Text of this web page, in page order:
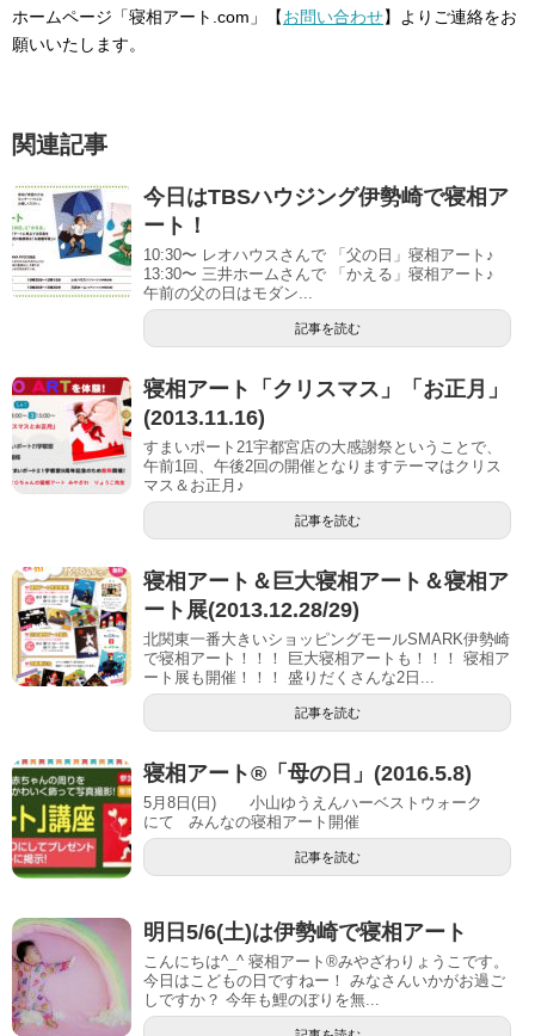
ホームページ「寝相アート.com」【お問い合わせ】よりご連絡をお
願いいたします。
関連記事
今日はTBSハウジング伊勢崎で寝相ア
ート！
10:30〜 レオハウスさんで 「父の日」寝相アート♪
13:30〜 三井ホームさんで 「かえる」寝相アート♪
午前の父の日はモダン...
記事を読む
寝相アート「クリスマス」「お正月」
(2013.11.16)
すまいポート21宇都宮店の大感謝祭ということで、
午前1回、午後2回の開催となりますテーマはクリス
マス＆お正月♪
記事を読む
寝相アート＆巨大寝相アート＆寝相ア
ート展(2013.12.28/29)
北関東一番大きいショッピングモールSMARK伊勢崎
で寝相アート！！！ 巨大寝相アートも！！！ 寝相ア
ート展も開催！！！ 盛りだくさんな2日...
記事を読む
寝相アート®「母の日」(2016.5.8)
5月8日(日) 小山ゆうえんハーベストウォーク
にて みんなの寝相アート開催
記事を読む
明日5/6(土)は伊勢崎で寝相アート
こんにちは^_^ 寝相アート®︎みやざわりょうこです。
今日はこどもの日ですねー！ みなさんいかがお過ご
しですか？ 今年も鯉のぼりを無...